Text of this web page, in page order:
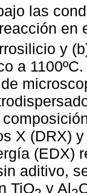
las
en
y
a
X (DRX)
(EDX)
aditivo,
TiO
y Al